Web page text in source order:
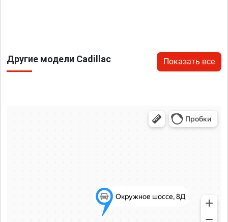
Другие модели Cadillac Показать все